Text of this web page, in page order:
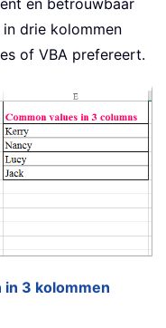
en betrouwbaar
drie kolommen
of VBA prefereert.
in 3 kolommen